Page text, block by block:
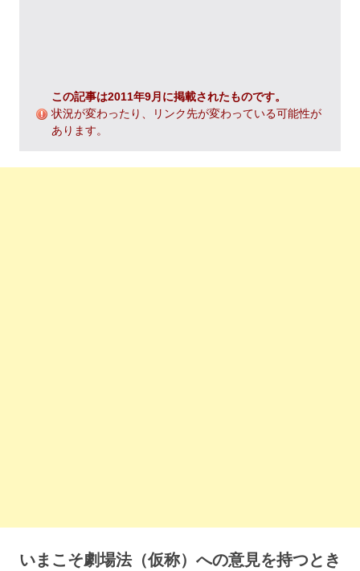
この記事は2011年9月に掲載されたものです。
状況が変わったり、リンク先が変わっている可能性が
あります。
いまこそ劇場法（仮称）への意見を持つとき